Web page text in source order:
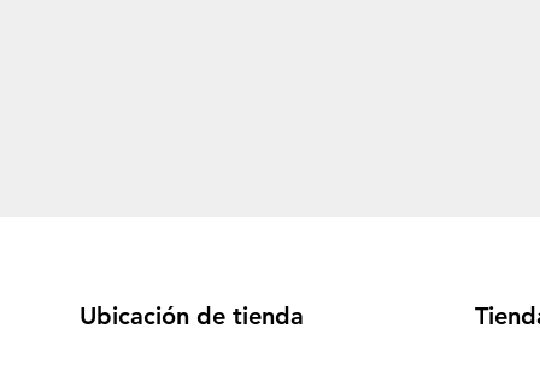
Ubicación de tienda